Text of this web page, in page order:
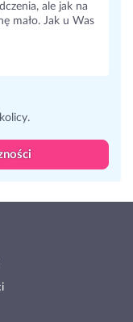
ale jak na
mało. Jak u Was